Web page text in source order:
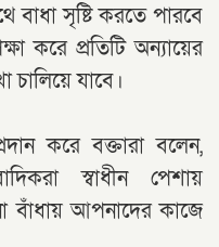
বাধা সৃষ্টি করতে পারবে
করে প্রতিটি অন্যায়ের
চালিয়ে যাবে।
করে বক্তারা বলেন,
স্বাধীন পেশায়
বাঁধায় আপনাদের কাজে